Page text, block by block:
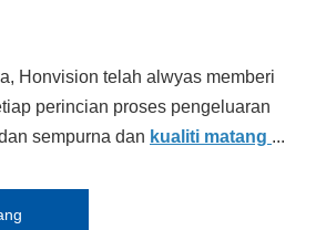
Honvision telah alwyas memberi
perincian proses pengeluaran
sempurna dan kualiti matang ...